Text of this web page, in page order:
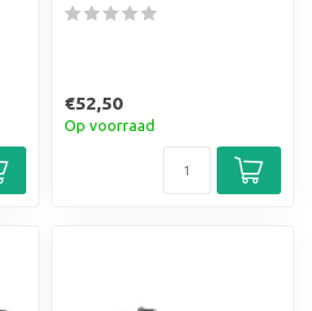
€52,50
Op voorraad